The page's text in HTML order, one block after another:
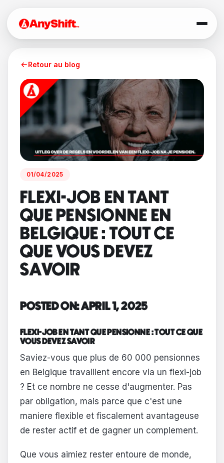
Retour au blog
01/04/2025
FLEXI-JOB EN TANT
QUE PENSIONNE EN
BELGIQUE : TOUT CE
QUE VOUS DEVEZ
SAVOIR
POSTED ON: APRIL 1, 2025
FLEXI-JOB EN TANT QUE PENSIONNE : TOUT CE QUE
VOUS DEVEZ SAVOIR
Saviez-vous que plus de 60 000 pensionnes
en Belgique travaillent encore via un flexi-job
? Et ce nombre ne cesse d'augmenter. Pas
par obligation, mais parce que c'est une
maniere flexible et fiscalement avantageuse
de rester actif et de gagner un complement.
Que vous aimiez rester entoure de monde,